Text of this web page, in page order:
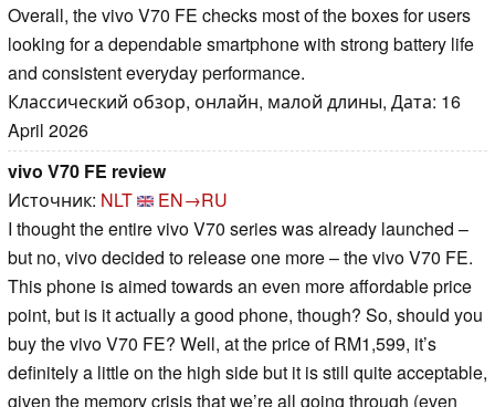
Overall, the vivo V70 FE checks most of the boxes for users
looking for a dependable smartphone with strong battery life
and consistent everyday performance.
Классический обзор, онлайн, малой длины, Дата: 16
April 2026
vivo V70 FE review
Источник: NLT
EN→RU
I thought the entire vivo V70 series was already launched –
but no, vivo decided to release one more – the vivo V70 FE.
This phone is aimed towards an even more affordable price
point, but is it actually a good phone, though? So, should you
buy the vivo V70 FE? Well, at the price of RM1,599, it’s
definitely a little on the high side but it is still quite acceptable,
given the memory crisis that we’re all going through (even